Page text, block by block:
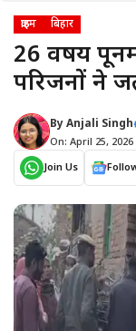
क्राइम बिहार
26 वर्षीय
परिजनों ने
ByAnjali Singh
On: April 25, 2026
Join Us